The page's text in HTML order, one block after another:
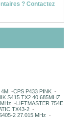
? Contactez
4M -CPS P433 PINK -
S415 TX2 40.685MHZ
-LIFTMASTER 754E
TX43-2 -
2 27.015 MHz -